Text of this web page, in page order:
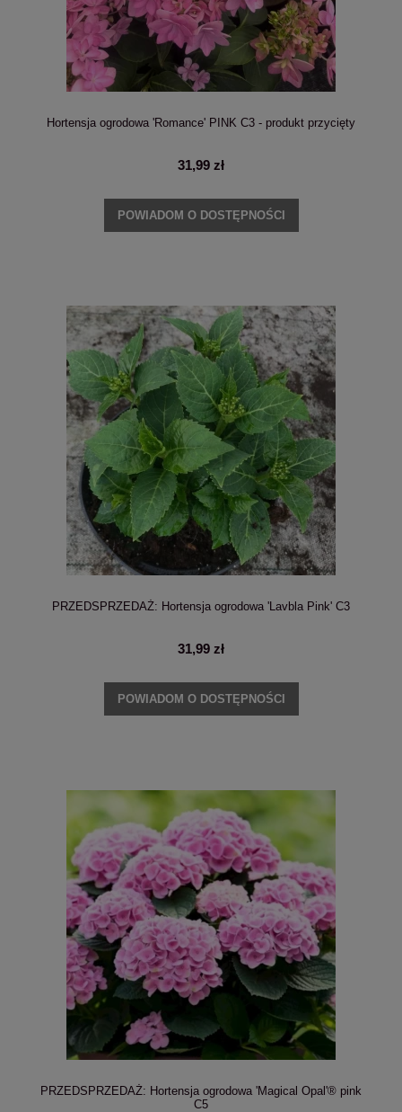
Hortensja ogrodowa 'Romance' PINK C3 - produkt przycięty
31,99 zł
POWIADOM O DOSTĘPNOŚCI
PRZEDSPRZEDAŻ: Hortensja ogrodowa 'Lavbla Pink' C3
31,99 zł
POWIADOM O DOSTĘPNOŚCI
PRZEDSPRZEDAŻ: Hortensja ogrodowa 'Magical Opal'® pink
C5